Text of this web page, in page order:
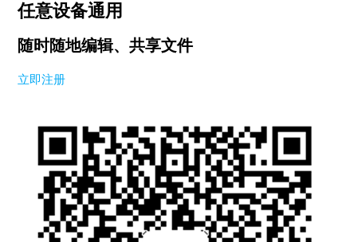
任意设备通用
随时随地编辑、共享文件
立即注册